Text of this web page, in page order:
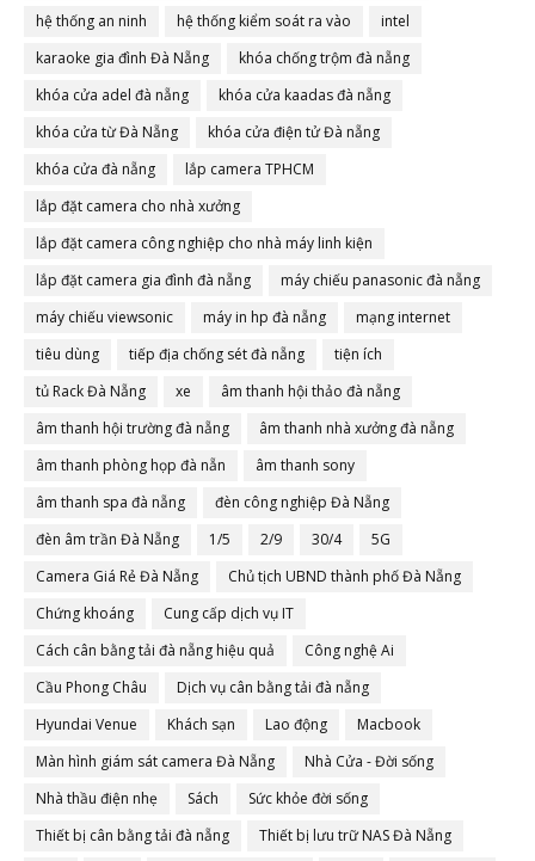
hệ thống an ninh
hệ thống kiểm soát ra vào
intel
karaoke gia đình Đà Nẵng
khóa chống trộm đà nẵng
khóa cửa adel đà nẵng
khóa cửa kaadas đà nẵng
khóa cửa từ Đà Nẵng
khóa cửa điện tử Đà nẵng
khóa cửa đà nẵng
lắp camera TPHCM
lắp đặt camera cho nhà xưởng
lắp đặt camera công nghiệp cho nhà máy linh kiện
lắp đặt camera gia đình đà nẵng
máy chiếu panasonic đà nẵng
máy chiếu viewsonic
máy in hp đà nẵng
mạng internet
tiêu dùng
tiếp địa chống sét đà nẵng
tiện ích
tủ Rack Đà Nẵng
xe
âm thanh hội thảo đà nẵng
âm thanh hội trường đà nẵng
âm thanh nhà xưởng đà nẵng
âm thanh phòng họp đà nẵn
âm thanh sony
âm thanh spa đà nẵng
đèn công nghiệp Đà Nẵng
đèn âm trần Đà Nẵng
1/5 2/9 30/4
5G
Camera Giá Rẻ Đà Nẵng
Chủ tịch UBND thành phố Đà Nẵng
Chứng khoáng
Cung cấp dịch vụ IT
Cách cân bằng tải đà nẵng hiệu quả
Công nghệ Ai
Cầu Phong Châu
Dịch vụ cân bằng tải đà nẵng
Hyundai Venue
Khách sạn Lao động
Macbook
Màn hình giám sát camera Đà Nẵng
Nhà Cửa - Đời sống
Nhà thầu điện nhẹ
Sách
Sức khỏe đời sống
Thiết bị cân bằng tải đà nẵng
Thiết bị lưu trữ NAS Đà Nẵng